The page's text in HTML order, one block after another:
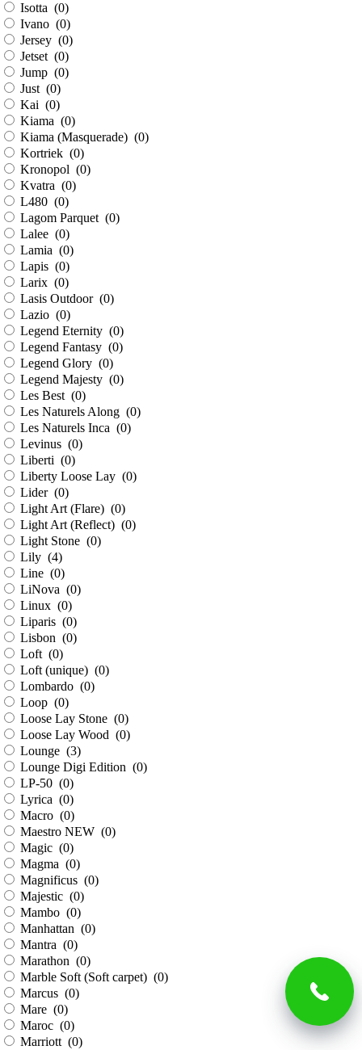
Isotta (0)
Ivano (0)
Jersey (0)
Jetset (0)
Jump (0)
Just (0)
Kai (0)
Kiama (0)
Kiama (Masquerade) (0)
Kortriek (0)
Kronopol (0)
Kvatra (0)
L480 (0)
Lagom Parquet (0)
Lalee (0)
Lamia (0)
Lapis (0)
Larix (0)
Lasis Outdoor (0)
Lazio (0)
Legend Eternity (0)
Legend Fantasy (0)
Legend Glory (0)
Legend Majesty (0)
Les Best (0)
Les Naturels Along (0)
Les Naturels Inca (0)
Levinus (0)
Liberti (0)
Liberty Loose Lay (0)
Lider (0)
Light Art (Flare) (0)
Light Art (Reflect) (0)
Light Stone (0)
Lily (4)
Line (0)
LiNova (0)
Linux (0)
Liparis (0)
Lisbon (0)
Loft (0)
Loft (unique) (0)
Lombardo (0)
Loop (0)
Loose Lay Stone (0)
Loose Lay Wood (0)
Lounge (3)
Lounge Digi Edition (0)
LP-50 (0)
Lyrica (0)
Macro (0)
Maestro NEW (0)
Magic (0)
Magma (0)
Magnificus (0)
Majestic (0)
Mambo (0)
Manhattan (0)
Mantra (0)
Marathon (0)
Marble Soft (Soft carpet) (0)
Marcus (0)
Mare (0)
Maroc (0)
Marriott (0)